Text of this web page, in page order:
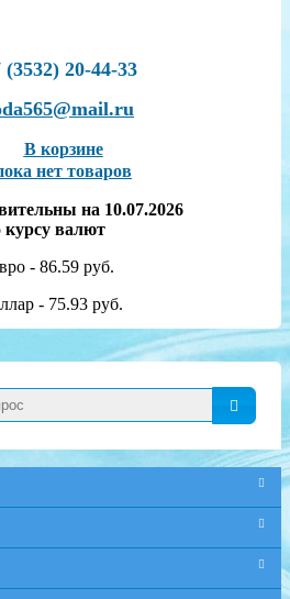
(3532) 20-44-33
В корзине
нет товаров
на 10.07.2026
курсу валют
- 86.59 руб.
- 75.93 руб.